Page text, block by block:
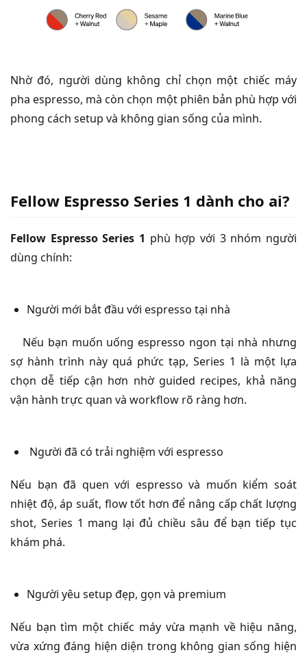
Nhờ đó, người dùng không chỉ chọn một chiếc máy
pha espresso, mà còn chọn một phiên bản phù hợp với
phong cách setup và không gian sống của mình.
Fellow Espresso Series 1 dành cho ai?
Fellow Espresso Series 1 phù hợp với 3 nhóm người
dùng chính:
Người mới bắt đầu với espresso tại nhà
Nếu bạn muốn uống espresso ngon tại nhà nhưng
sợ hành trình này quá phức tạp, Series 1 là một lựa
chọn dễ tiếp cận hơn nhờ guided recipes, khả năng
vận hành trực quan và workflow rõ ràng hơn.
Người đã có trải nghiệm với espresso
Nếu bạn đã quen với espresso và muốn kiểm soát
nhiệt độ, áp suất, flow tốt hơn để nâng cấp chất lượng
shot, Series 1 mang lại đủ chiều sâu để bạn tiếp tục
khám phá.
Người yêu setup đẹp, gọn và premium
Nếu bạn tìm một chiếc máy vừa mạnh về hiệu năng,
vừa xứng đáng hiện diện trong không gian sống hiện